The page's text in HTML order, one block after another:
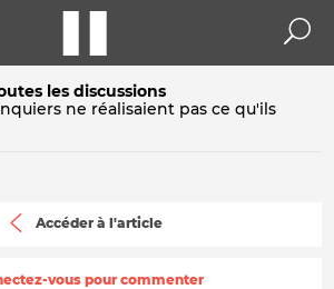
les discussions
ne réalisaient pas ce qu'ils
Accéder à l'article
vous pour commenter